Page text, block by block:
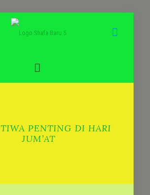
PENTING DI HARI
JUM’AT